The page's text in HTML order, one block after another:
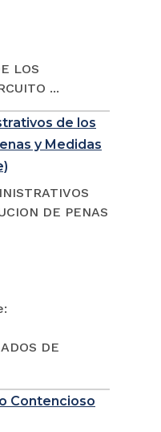
LOS
...
de los
y Medidas
DE PENAS
DE
Contencioso